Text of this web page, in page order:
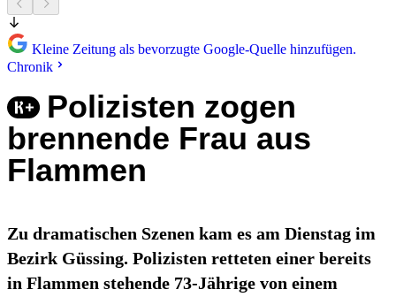
Kleine Zeitung als bevorzugte Google-Quelle hinzufügen.
Chronik
Polizisten zogen
brennende Frau aus
Flammen
Zu dramatischen Szenen kam es am Dienstag im
Bezirk Güssing. Polizisten retteten einer bereits
in Flammen stehende 73-Jährige von einem